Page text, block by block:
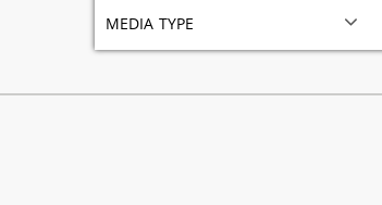
media type